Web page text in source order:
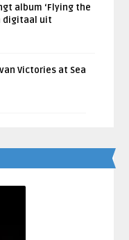
album ‘Flying the
digitaal uit
Victories at Sea